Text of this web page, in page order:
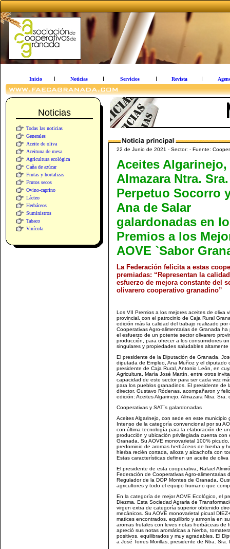
Inicio Noticias Servicios Revista
Noticias
Todas las noticias
Generales
Aceite de oliva
Aceituna de mesa
Agricultura ecológica
Caña de azúcar
Frutas y hortalizas
Frutos secos
Ovino-caprino
Lácteo
Herbáceos
Suministros
Tabaco
Vinícola
22 de Junio de 2021 - Sector: - Fuente:
Aceites Algarinejo,
Almazara Ntra.
Perpetuo Socorro
Ana de Salar
galardonadas en
Premios a los
AOVE `Sabor
La Federación felicita a estas
premiadas: “Representan la
esfuerzo de mejora constante del
olivarero cooperativo granadino”
Los VII Premios a los mejores aceites de oliva
provincial, con el patrocinio de Caja Rural
edición más la calidad del trabajo realizado
Cooperativas Agro-alimentarias de Granada
el esfuerzo de un potente sector olivarero
producción, para ofrecer a los consumidores
singulares y propiedades saludables altamente
El presidente de la Diputación de Granada,
diputada de Empleo, Ana Muñoz y el diputado
presidente de Caja Rural, Antonio León, en
Agricultura, María José Martín, entre otros
capacidad de este sector para ser cada vez
para los pueblos granadinos. El presidente de
director, Gustavo Ródenas, acompañaron y
edición: Aceites Algarinejo, Almazara Ntra.
Cooperativas y SAT´s galardonadas
Aceites Algarinejo, con sede en este
Intenso de la categoría convencional por su
con última tecnología para la elaboración de
producción y ubicación privilegiada cuenta
Granada. Su AOVE monovarietal 100%
predominio de aromas herbáceos de hierba y
hierba recién cortada, alloza y alcachofa con
Estas características definen un aceite de
El presidente de esta cooperativa, Rafael
Federación de Cooperativas Agro-alimentarias
Regulador de la DOP Montes de Granada,
agricultores y todo el equipo humano que
En la categoría de mejor AOVE Ecológico, el
Diezma. Esta Sociedad Agraria de
virgen extra de categoría superior obtenido
mecánicos. Su AOVE monovarietal picual
matices encontrados, equilibrio y armonía en
aromas frutales con leves notas herbáceas de
apreció sus notas aromáticas a hierba,
positivos, equilibrados y muy agradables. El
a José Torres Morillas, presidente de Ntra. Sra.